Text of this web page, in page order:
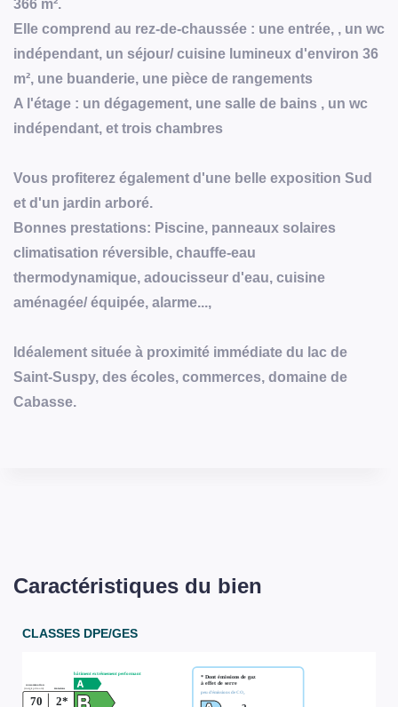
366 m².
Elle comprend au rez-de-chaussée : une entrée, , un wc
indépendant, un séjour/ cuisine lumineux d'environ 36
m², une buanderie, une pièce de rangements
A l'étage : un dégagement, une salle de bains , un wc
indépendant, et trois chambres
Vous profiterez également d'une belle exposition Sud
et d'un jardin arboré.
Bonnes prestations: Piscine, panneaux solaires
climatisation réversible, chauffe-eau
thermodynamique, adoucisseur d'eau, cuisine
aménagée/ équipée, alarme...,
Idéalement située à proximité immédiate du lac de
Saint-Suspy, des écoles, commerces, domaine de
Cabasse.
Caractéristiques du bien
CLASSES DPE/GES